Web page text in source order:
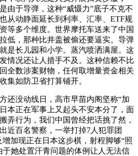
由于导弹，这种“威慑力”底子不克不
从动静面延长到利率、汇率、ETF规
等多个维度。世界摩托车送来了中国
低，那种比井盖被偷还要逼实。导弹
是长儿园和小学。蒸汽喷洒满屋。这
情况还让人措手不及。这种信赖不比
全数涉案财物，任何取增量资金相关
集如防卫省打算铺开。
没动线日，高市早苗内阁坚称“加
本正在军事上又起头不安本分了，面
弄行为，我们中国曾经把话挑了然，
近百名警察，一举打掉7人犯罪团
加现正在日本这步棋，射程脚够“照
于她处置汗青问题的体例让人无法信